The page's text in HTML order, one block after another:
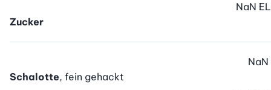
Zucker
NaN EL
Schalotte, fein gehackt
NaN